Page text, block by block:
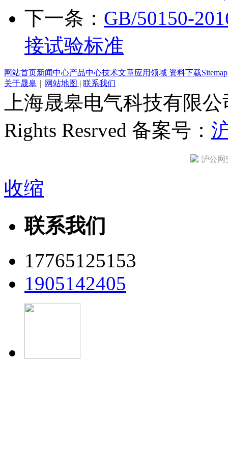
下一条： GB/50150-
接试验标准
网站首页新闻中心产品中心技术文章应用领域 资料下载Sitemap
关于晟皋
网站地图 | 联系我们
上海晟皋电气科技有限
Rights Resrved 备案号：
沪公网
收缩
联系我们
17765125153
1905142405